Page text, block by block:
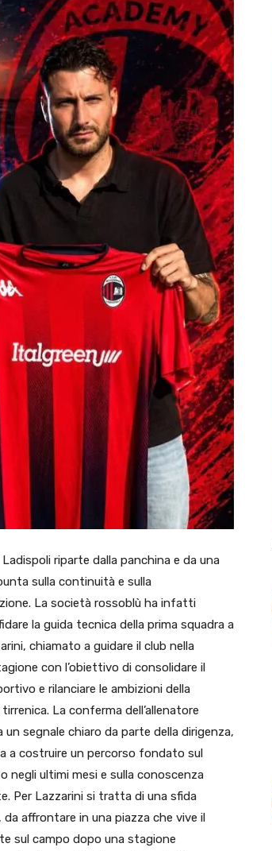
riparte dalla panchina e da una
sulla continuità e sulla
La società rossoblù ha infatti
la guida tecnica della prima squadra a
chiamato a guidare il club nella
con l’obiettivo di consolidare il
e rilanciare le ambizioni della
La conferma dell’allenatore
un segnale chiaro da parte della dirigenza,
a costruire un percorso fondato sul
negli ultimi mesi e sulla conoscenza
Per Lazzarini si tratta di una sfida
affrontare in una piazza che vive il
sul campo dopo una stagione